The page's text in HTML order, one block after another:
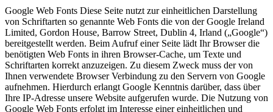
Google Web Fonts Diese Seite nutzt zur einheitlichen Darstellung
von Schriftarten so genannte Web Fonts die von der Google Ireland
Limited, Gordon House, Barrow Street, Dublin 4, Irland („Google“)
bereitgestellt werden. Beim Aufruf einer Seite lädt Ihr Browser die
benötigten Web Fonts in ihren Browser-Cache, um Texte und
Schriftarten korrekt anzuzeigen. Zu diesem Zweck muss der von
Ihnen verwendete Browser Verbindung zu den Servern von Google
aufnehmen. Hierdurch erlangt Google Kenntnis darüber, dass über
Ihre IP-Adresse unsere Website aufgerufen wurde. Die Nutzung von
Google Web Fonts erfolgt im Interesse einer einheitlichen und